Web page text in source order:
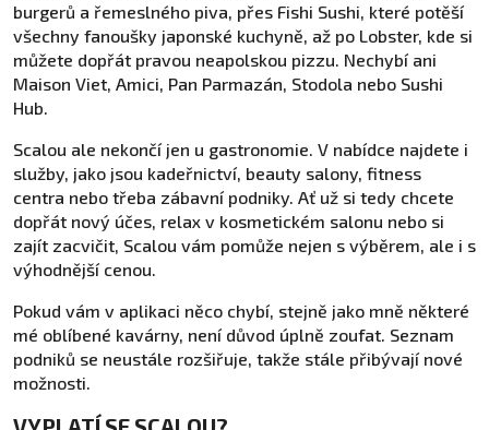
burgerů a řemeslného piva, přes Fishi Sushi, které potěší
všechny fanoušky japonské kuchyně, až po Lobster, kde si
můžete dopřát pravou neapolskou pizzu. Nechybí ani
Maison Viet, Amici, Pan Parmazán, Stodola nebo Sushi
Hub.
Scalou ale nekončí jen u gastronomie. V nabídce najdete i
služby, jako jsou kadeřnictví, beauty salony, fitness
centra nebo třeba zábavní podniky. Ať už si tedy chcete
dopřát nový účes, relax v kosmetickém salonu nebo si
zajít zacvičit, Scalou vám pomůže nejen s výběrem, ale i s
výhodnější cenou.
Pokud vám v aplikaci něco chybí, stejně jako mně některé
mé oblíbené kavárny, není důvod úplně zoufat. Seznam
podniků se neustále rozšiřuje, takže stále přibývají nové
možnosti.